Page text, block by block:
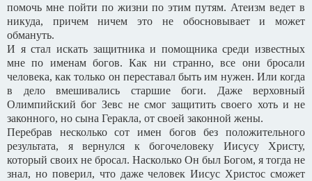
помочь мне пойти по жизни по этим путям. Атеизм ведет в
никуда, причем ничем это не обосновывает и может
обмануть.
И я стал искать защитника и помощника среди известных
мне по именам богов. Как ни странно, все они бросали
человека, как только он переставал быть им нужен. Или когда
в дело вмешивались старшие боги. Даже верховный
Олимпийский бог Зевс не смог защитить своего хоть и не
законного, но сына Геракла, от своей законной жены.
Перебрав несколько сот имен богов без положительного
результата, я вернулся к богочеловеку Иисусу Христу,
который своих не бросал. Насколько Он был Богом, я тогда не
знал, но поверил, что даже человек Иисус Христос сможет